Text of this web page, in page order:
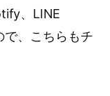
、LINE
で、こちらもチ